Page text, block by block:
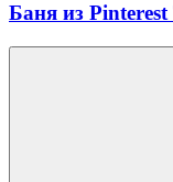
Баня из